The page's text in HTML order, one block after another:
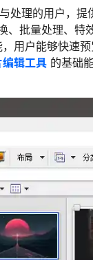
处理的用户，
批量处理、特
用户能够快速
编辑工具 的基础